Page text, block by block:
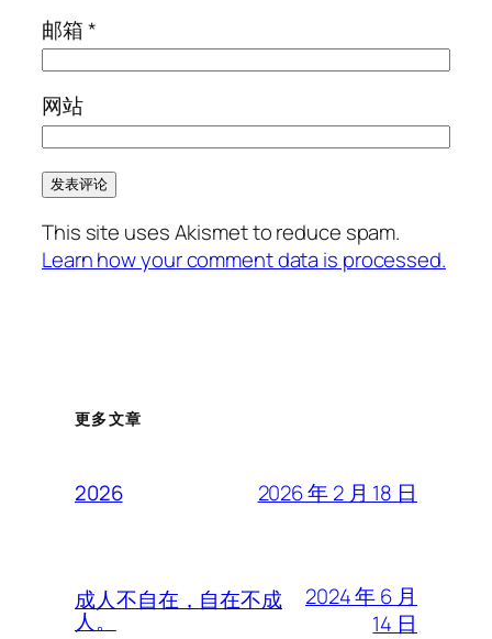
邮箱*
网站
This site uses Akismet to reduce spam.
Learn how your comment data is processed.
更多文章
2026 2026 年 2 月 18 日
成人不自在，自在不成
人。
2024 年 6 月
14 日